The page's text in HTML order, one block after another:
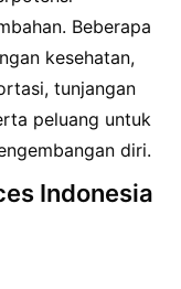
Beberapa
kesehatan,
tunjangan
peluang untuk
diri.
Indonesia